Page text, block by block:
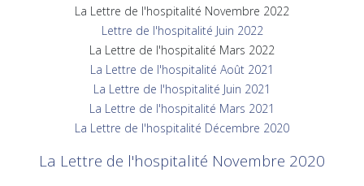
La Lettre de l'hospitalité Novembre 2022
Lettre de l'hospitalité Juin 2022
La Lettre de l'hospitalité Mars 2022
La Lettre de l'hospitalité Août 2021
La Lettre de l'hospitalité Juin 2021
La Lettre de l'hospitalité Mars 2021
La Lettre de l'hospitalité Décembre 2020
La Lettre de l'hospitalité Novembre 2020